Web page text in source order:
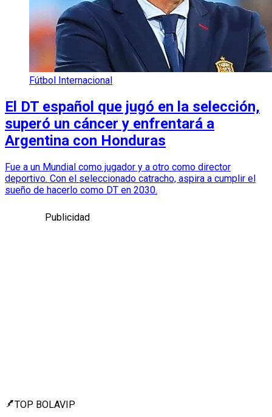
Fútbol Internacional
El DT español que jugó en la selección,
superó un cáncer y enfrentará a
Argentina con Honduras
Fue a un Mundial como jugador y a otro como director
deportivo. Con el seleccionado catracho, aspira a cumplir el
sueño de hacerlo como DT en 2030.
Publicidad
TOP BOLAVIP